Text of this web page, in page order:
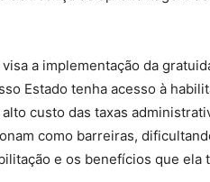
a implementação da
Estado tenha acesso à
custo das taxas
como barreiras,
e os benefícios que ela